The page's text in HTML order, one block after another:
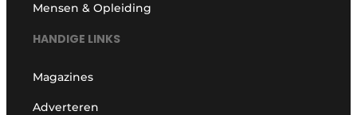
Mensen & Opleiding
HANDIGE LINKS
Magazines
Adverteren